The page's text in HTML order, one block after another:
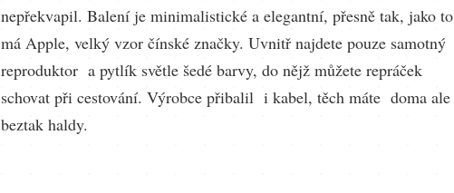
nepřekvapil. Balení je minimalistické a elegantní, přesně tak, jako to
má Apple, velký vzor čínské značky. Uvnitř najdete pouze samotný
reproduktor a pytlík světle šedé barvy, do nějž můžete repráček
schovat při cestování. Výrobce přibalil i kabel, těch máte doma ale
beztak haldy.